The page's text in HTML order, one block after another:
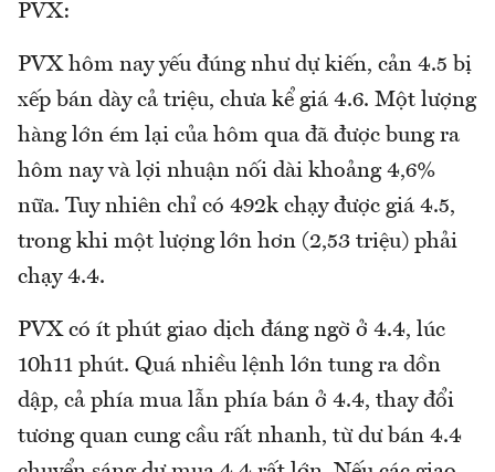
PVX:
PVX hôm nay yếu đúng như dự kiến, cản 4.5 bị
xếp bán dày cả triệu, chưa kể giá 4.6. Một lượng
hàng lớn ém lại của hôm qua đã được bung ra
hôm nay và lợi nhuận nối dài khoảng 4,6%
nữa. Tuy nhiên chỉ có 492k chạy được giá 4.5,
trong khi một lượng lớn hơn (2,53 triệu) phải
chạy 4.4.
PVX có ít phút giao dịch đáng ngờ ở 4.4, lúc
10h11 phút. Quá nhiều lệnh lớn tung ra dồn
dập, cả phía mua lẫn phía bán ở 4.4, thay đổi
tương quan cung cầu rất nhanh, từ dư bán 4.4